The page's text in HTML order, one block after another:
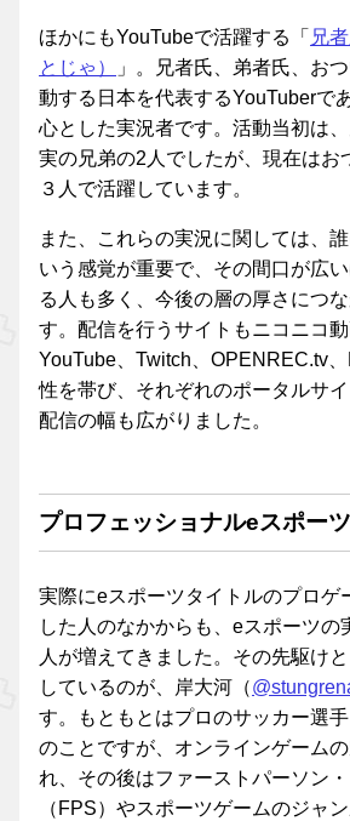
ほかにもYouTubeで活躍する「 兄
とじゃ）
」。兄者氏、弟者氏、お
動する日本を代表するYouTuberで
心とした実況者です。活動当初は
実の兄弟の2人でしたが、現在はお
３人で活躍しています。
また、これらの実況に関しては、
いう感覚が重要で、その間口が広
る人も多く、今後の層の厚さにつ
す。配信を行うサイトもニコニコ動
YouTube、Twitch、OPENREC.tv
性を帯び、それぞれのポータルサ
配信の幅も広がりました。
プロフェッショナルeスポー
実際にeスポーツタイトルのプロゲ
した人のなかからも、eスポーツの
人が増えてきました。その先駆け
しているのが、岸大河（
す。もともとはプロのサッカー選
のことですが、オンラインゲーム
れ、その後はファーストパーソン
（FPS）やスポーツゲームのジャ